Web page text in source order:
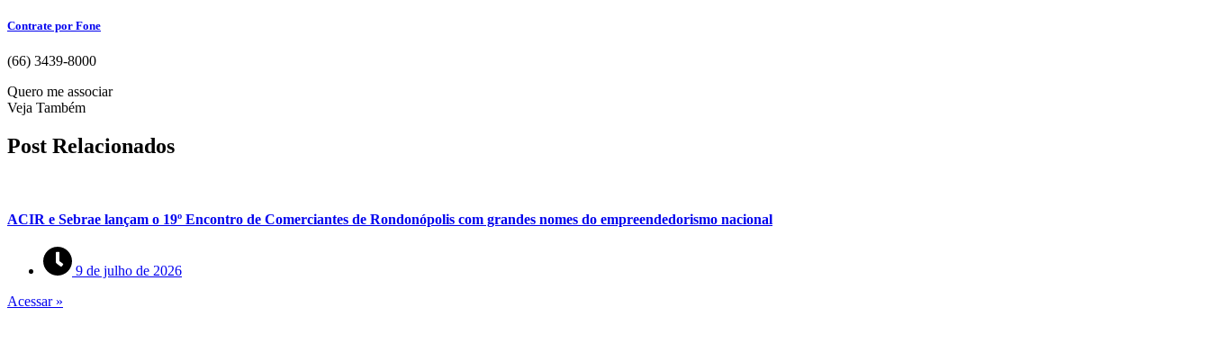
Contrate por Fone
(66) 3439-8000
Quero me associar
Veja Também
Post Relacionados
ACIR e Sebrae lançam o 19º Encontro de Comerciantes de Rondonópolis com grandes nomes do empreendedorismo nacional
9 de julho de 2026
Acessar »